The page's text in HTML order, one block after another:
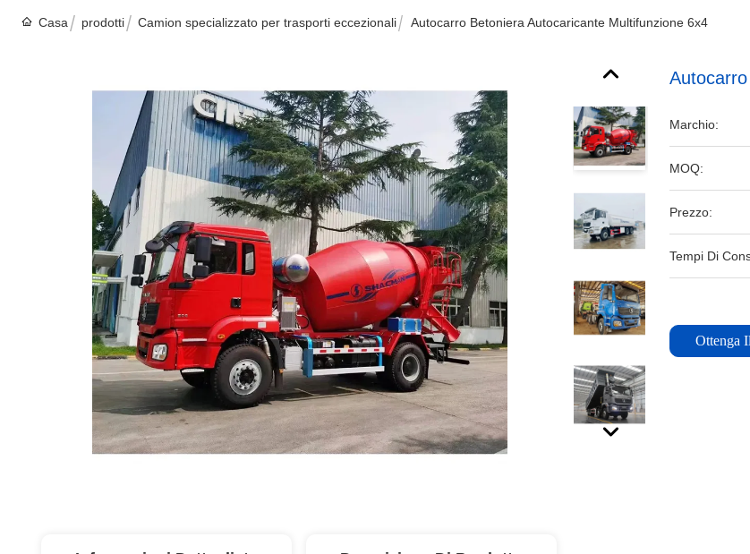
Casa prodotti Camion specializzato per trasporti eccezionali Autocarro Betoniera Autocaricante Multifunzione 6x4
Marchio:
MOQ:
Prezzo:
Tempi Di
Ottenga